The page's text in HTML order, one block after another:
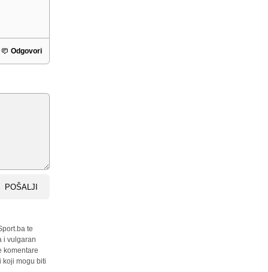
Odgovori
POŠALJI
te
i vulgaran
komentare
koji mogu biti